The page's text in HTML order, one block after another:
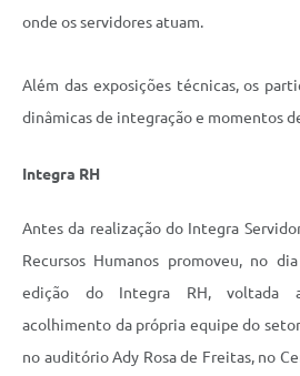
onde os servidores atuam.
Além das exposições técnicas, os
dinâmicas de integração e momentos
Integra RH
Antes da realização do Integra
Recursos Humanos promoveu, no
edição do Integra RH, voltada
acolhimento da própria equipe do
no auditório Ady Rosa de Freitas, no